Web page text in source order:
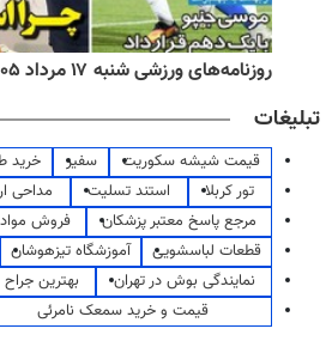
روزنامه‌های ورزشی شنبه ۱۷ مرداد ۱۴۰۵
تبلیغات
قیمت شیشه سکوریت سفیر خرید
تور کربلا
استند تسلیت مداحی
مرجع پاسخ معتبر پزشکان
فروش
قطعات لباسشویی
آموزشگاه تیزهوشان
نمایندگی بوش در تهران
بهترین جراح
قیمت و خرید سمعک نامرئی